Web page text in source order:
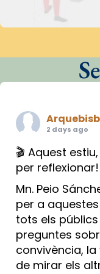
2 days ago
🎬 Aquest
per reflexionar!
Mn. Peio
per a
tots els
preguntes
convivència,
de mirar els